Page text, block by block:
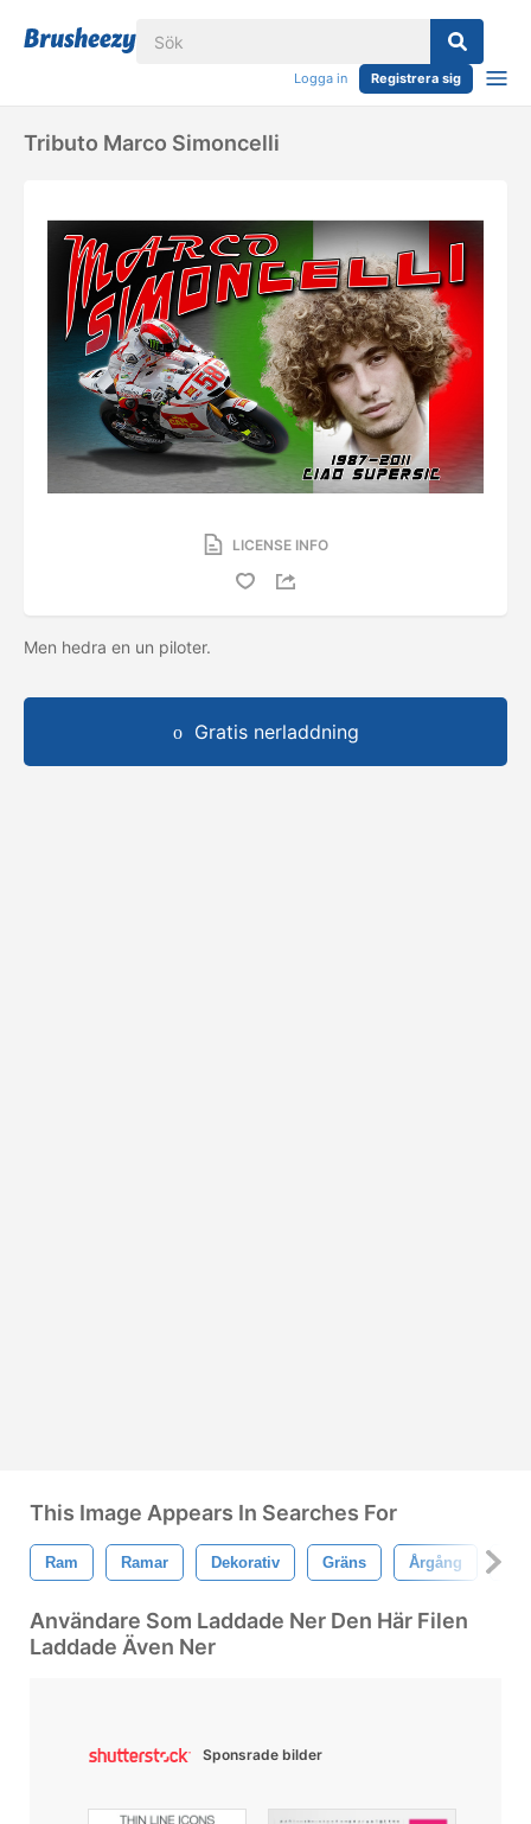
Logga in Registrera sig
Tributo Marco Simoncelli
LICENSE INFO
Men hedra en un piloter.
Gratis nerladdning
This Image Appears In Searches For
Ram Ramar Dekorativ Gräns Årgång
Användare Som Laddade Ner Den Här Filen
Laddade Även Ner
Sponsrade bilder